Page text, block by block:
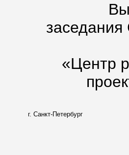
«Центр
г. Санкт-Петербург